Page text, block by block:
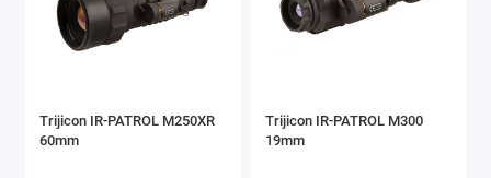
Trijicon IR-PATROL M250XR
60mm
Trijicon IR-PATROL M300
19mm